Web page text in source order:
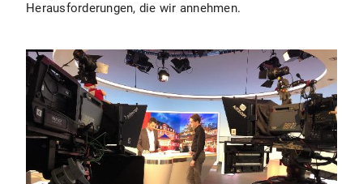
Herausforderungen, die wir annehmen.